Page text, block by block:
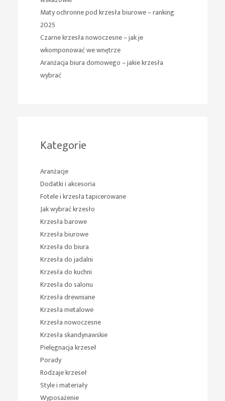
Maty ochronne pod krzesła biurowe – ranking
2025
Czarne krzesła nowoczesne – jak je
wkomponować we wnętrze
Aranżacja biura domowego – jakie krzesła
wybrać
Kategorie
Aranżacje
Dodatki i akcesoria
Fotele i krzesła tapicerowane
Jak wybrać krzesło
Krzesła barowe
Krzesła biurowe
Krzesła do biura
Krzesła do jadalni
Krzesła do kuchni
Krzesła do salonu
Krzesła drewniane
Krzesła metalowe
Krzesła nowoczesne
Krzesła skandynawskie
Pielęgnacja krzeseł
Porady
Rodzaje krzeseł
Style i materiały
Wyposażenie